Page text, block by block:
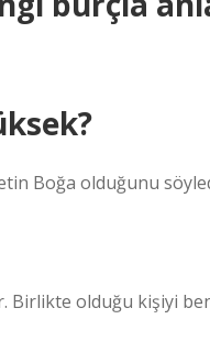
Boğa olduğunu
Birlikte olduğu kişiyi